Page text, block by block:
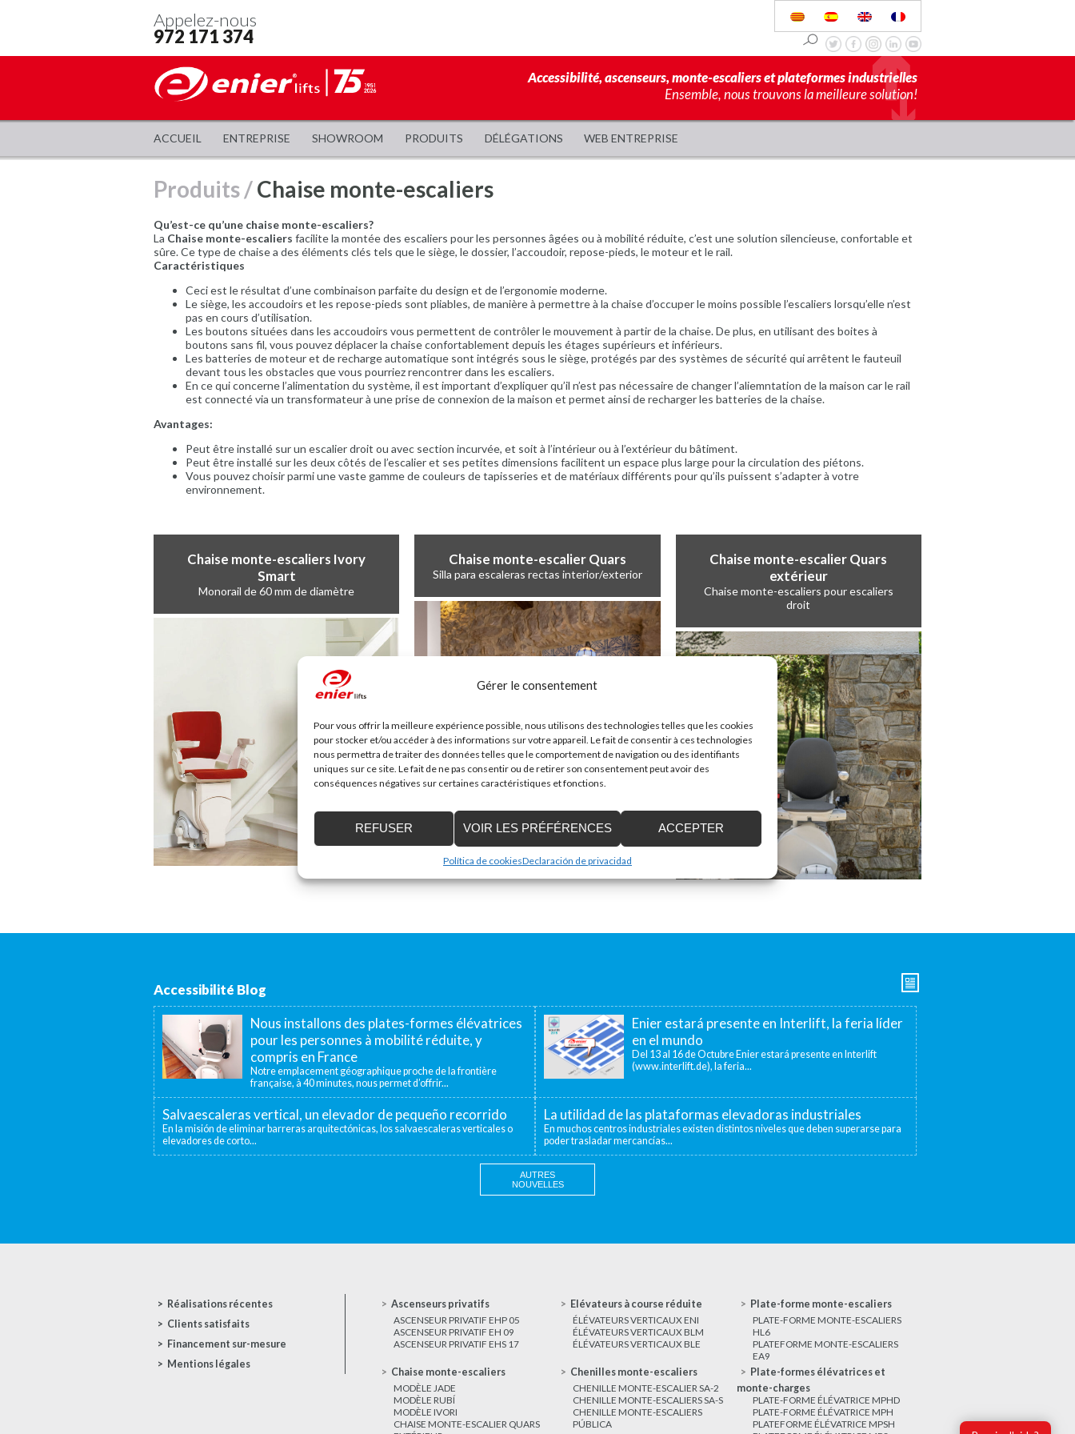
Gérer le consentement
Pour vous offrir la meilleure expérience possible, nous utilisons des technologies telles que les cookies
pour stocker et/ou accéder à des informations sur votre appareil. Le fait de consentir à ces technologies
nous permettra de traiter des données telles que le comportement de navigation ou des identifiants
uniques sur ce site. Le fait de ne pas consentir ou de retirer son consentement peut avoir des
conséquences négatives sur certaines caractéristiques et fonctions.
ACCEPTER
REFUSER VOIR LES PRÉFÉRENCES
Política de cookiesDeclaración de privacidad
Appelez-nous
972 171 374
Accessibilité, ascenseurs, monte-escaliers et plateformes industrielles
Ensemble, nous trouvons la meilleure solution!
ACCUEIL ENTREPRISE SHOWROOM PRODUITS DÉLÉGATIONS WEB ENTREPRISE
Produits/Chaise monte-escaliers
Qu’est-ce qu’une chaise monte-escaliers?
La Chaise monte-escaliers facilite la montée des escaliers pour les personnes âgées ou à mobilité réduite, c’est une solution silencieuse, confortable et
sûre. Ce type de chaise a des éléments clés tels que le siège, le dossier, l’accoudoir, repose-pieds, le moteur et le rail.
Caractéristiques
Ceci est le résultat d’une combinaison parfaite du design et de l’ergonomie moderne.
Le siège, les accoudoirs et les repose-pieds sont pliables, de manière à permettre à la chaise d’occuper le moins possible l’escaliers lorsqu’elle n’est
pas en cours d’utilisation.
Les boutons situées dans les accoudoirs vous permettent de contrôler le mouvement à partir de la chaise. De plus, en utilisant des boites à
boutons sans fil, vous pouvez déplacer la chaise confortablement depuis les étages supérieurs et inférieurs.
Les batteries de moteur et de recharge automatique sont intégrés sous le siège, protégés par des systèmes de sécurité qui arrêtent le fauteuil
devant tous les obstacles que vous pourriez rencontrer dans les escaliers.
En ce qui concerne l’alimentation du système, il est important d’expliquer qu’il n’est pas nécessaire de changer l’aliemntation de la maison car le rail
est connecté via un transformateur à une prise de connexion de la maison et permet ainsi de recharger les batteries de la chaise.
Avantages:
Peut être installé sur un escalier droit ou avec section incurvée, et soit à l’intérieur ou à l’extérieur du bâtiment.
Peut être installé sur les deux côtés de l’escalier et ses petites dimensions facilitent un espace plus large pour la circulation des piétons.
Vous pouvez choisir parmi une vaste gamme de couleurs de tapisseries et de matériaux différents pour qu’ils puissent s’adapter à votre
environnement.
Chaise monte-escaliers Ivory
Smart
Monorail de 60 mm de diamètre
Chaise monte-escalier Quars
Silla para escaleras rectas interior/exterior
Chaise monte-escalier Quars
extérieur
Chaise monte-escaliers pour escaliers
droit
Accessibilité Blog
Nous installons des plates-formes élévatrices
pour les personnes à mobilité réduite, y
compris en France
Notre emplacement géographique proche de la frontière
française, à 40 minutes, nous permet d’offrir...
Enier estará presente en Interlift, la feria líder
en el mundo
Del 13 al 16 de Octubre Enier estará presente en Interlift
(www.interlift.de), la feria...
Salvaescaleras vertical, un elevador de pequeño recorrido
En la misión de eliminar barreras arquitectónicas, los salvaescaleras verticales o
elevadores de corto...
La utilidad de las plataformas elevadoras industriales
En muchos centros industriales existen distintos niveles que deben superarse para
poder trasladar mercancías...
AUTRES
NOUVELLES
Réalisations récentes
Clients satisfaits
Financement sur-mesure
Mentions légales
Ascenseurs privatifs
ASCENSEUR PRIVATIF EHP 05
ASCENSEUR PRIVATIF EH 09
ASCENSEUR PRIVATIF EHS 17
Elévateurs à course réduite
ÉLÉVATEURS VERTICAUX ENI
ÉLÉVATEURS VERTICAUX BLM
ÉLÉVATEURS VERTICAUX BLE
Plate-forme monte-escaliers
PLATE-FORME MONTE-ESCALIERS
HL6
PLATEFORME MONTE-ESCALIERS
EA9
Chaise monte-escaliers
MODÈLE JADE
MODÈLE RUBÍ
MODÈLE IVORI
CHAISE MONTE-ESCALIER QUARS
Chenilles monte-escaliers
CHENILLE MONTE-ESCALIER SA-2
CHENILLE MONTE-ESCALIERS SA-S
CHENILLE MONTE-ESCALIERS
PÚBLICA
Plate-formes élévatrices et
monte-charges
PLATE-FORME ÉLÉVATRICE MPHD
PLATE-FORME ÉLÉVATRICE MPH
PLATEFORME ÉLÉVATRICE MPSH